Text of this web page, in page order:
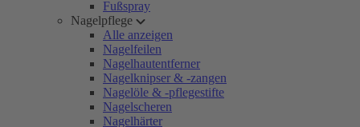
Fußspray
Nagelpflege
Alle anzeigen
Nagelfeilen
Nagelhautentferner
Nagelknipser & -zangen
Nagelöle & -pflegestifte
Nagelscheren
Nagelhärter